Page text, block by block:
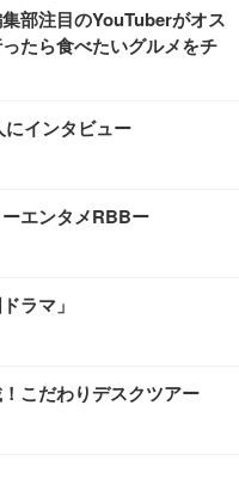
部注目のYouTuberがオス
たら食べたいグルメをチ
にインタビュー
ーエンタメRBBー
ラマ」
こだわりデスクツアー